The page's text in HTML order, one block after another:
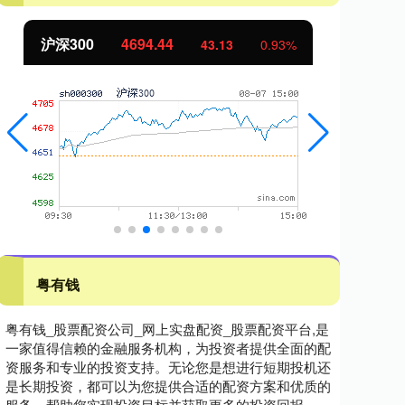
北证50 1134.24 11.37 1.01%
粤有钱
粤有钱_股票配资公司_网上实盘配资_股票配资平台,是
一家值得信赖的金融服务机构，为投资者提供全面的配
资服务和专业的投资支持。无论您是想进行短期投机还
是长期投资，都可以为您提供合适的配资方案和优质的